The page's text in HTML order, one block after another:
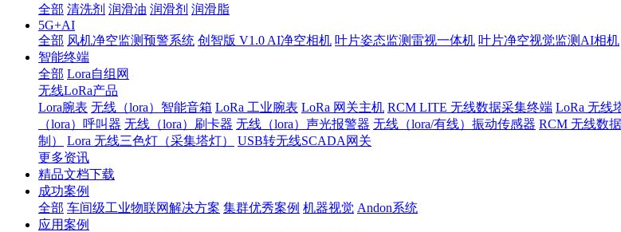
全部 清洗剂 润滑油 润滑剂 润滑脂
5G+AI
全部 风机净空监测预警系统 创智版 V1.0 AI净空相机 叶片姿态监测雷视一体机 叶片净空视觉监测AI相机
智能终端
全部 Lora自组网
无线LoRa产品
Lora腕表 无线（lora）智能音箱 LoRa 工业腕表 LoRa 网关主机 RCM LITE 无线数据采集终端 LoRa 无线
（lora）呼叫器 无线（lora）刷卡器 无线（lora）声光报警器 无线（lora/有线）振动传感器 RCM 无线数
制）
Lora 无线三色灯（采集塔灯）
USB转无线SCADA网关
更多资讯
精品文档下载
成功案例
全部 车间级工业物联网解决方案 集群优秀案例 机器视觉 Andon系统
应用案例